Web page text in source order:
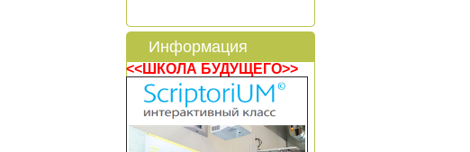
Информация
<<ШКОЛА БУДУЩЕГО>>